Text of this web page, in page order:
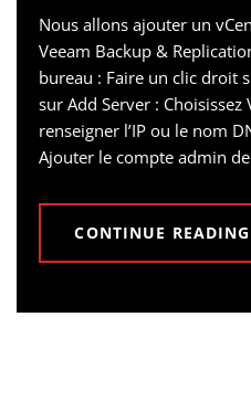
Nous allons ajouter un
Veeam Backup &
bureau : Faire un clic droit
sur Add Server : Choisissez
renseigner l’IP ou le nom
Ajouter le compte admin
CONTINUE READING